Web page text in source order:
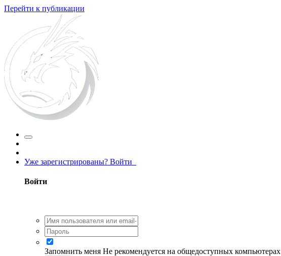
Перейти к публикации
Уже зарегистрированы? Войти
Войти
Запомнить меня Не рекомендуется на общедоступных компьютерах